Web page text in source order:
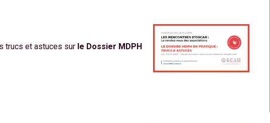
trucs et astuces sur le Dossier MDPH